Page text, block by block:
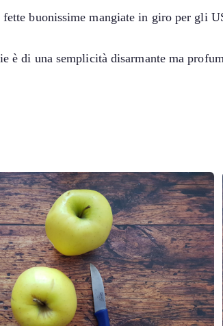
buonissime mangiate in giro per gli
è di una semplicità disarmante ma